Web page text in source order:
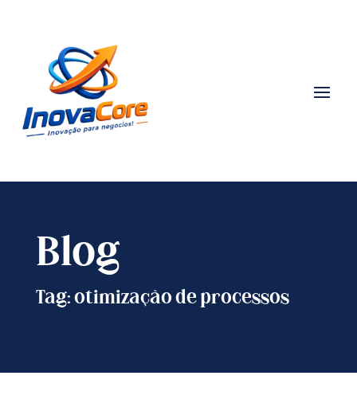
Blog
Tag: otimização de processos